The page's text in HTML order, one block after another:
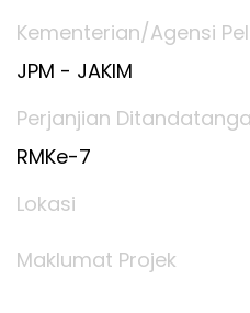
Kementerian/Agensi
JPM - JAKIM
Perjanjian
RMKe-7
Lokasi
Maklumat Projek